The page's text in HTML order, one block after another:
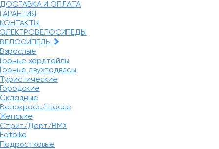
ДОСТАВКА И ОПЛАТА
ГАРАНТИЯ
КОНТАКТЫ
ЭЛЕКТРОВЕЛОСИПЕДЫ
ВЕЛОСИПЕДЫ
Взрослые
Горные хардтейлы
Горные двухподвесы
Туристические
Городские
Складные
Велокросс/Шоссе
Женские
Стрит/Дерт/BMX
Fatbike
Подростковые